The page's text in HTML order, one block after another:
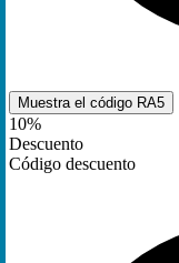
Muestra el código RA5
10%
Descuento
Código descuento